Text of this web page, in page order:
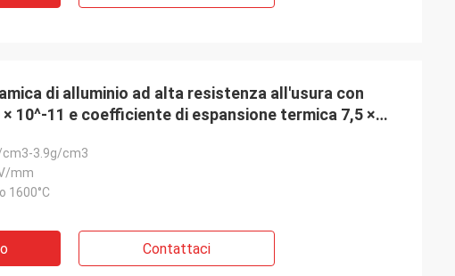
di alluminio ad alta resistenza all'usura con
10^-11 e coefficiente di espansione termica 7,5 ×
cm3-3.9g/cm3
mm
1600°C
Contattaci